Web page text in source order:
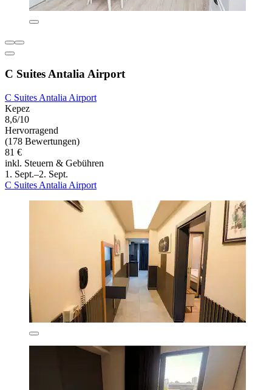
C Suites Antalia Airport
C Suites Antalia Airport
Kepez
8,6/10
Hervorragend
(178 Bewertungen)
81 €
inkl. Steuern & Gebühren
1. Sept.–2. Sept.
C Suites Antalia Airport